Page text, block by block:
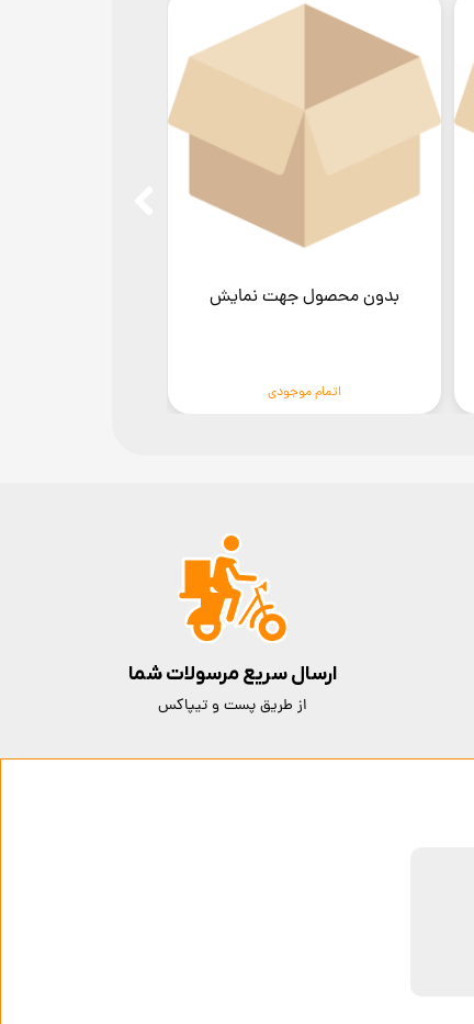
بدون محصول جهت نمایش
اتمام موجودی
ارسال سریع مرسولات شما
از طریق پست و تیپاکس